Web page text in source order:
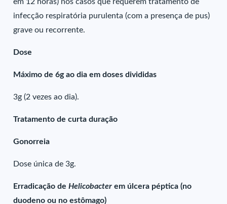
infecção respiratória purulenta (com a presença de pus)
grave ou recorrente.
Dose
Máximo de 6g ao dia em doses divididas
3g (2 vezes ao dia).
Tratamento de curta duração
Gonorreia
Dose única de 3g.
Erradicação deHelicobacterem úlcera péptica (no
duodeno ou no estômago)